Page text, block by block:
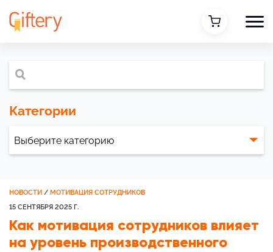
Категории
НОВОСТИ / МОТИВАЦИЯ СОТРУДНИКОВ
15 СЕНТЯБРЯ 2025 Г.
Как мотивация сотрудников влияет
на уровень производственного